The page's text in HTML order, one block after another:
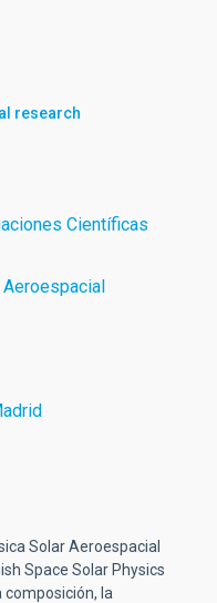
research
Científicas
Solar Aeroespacial
Space Solar Physics
la